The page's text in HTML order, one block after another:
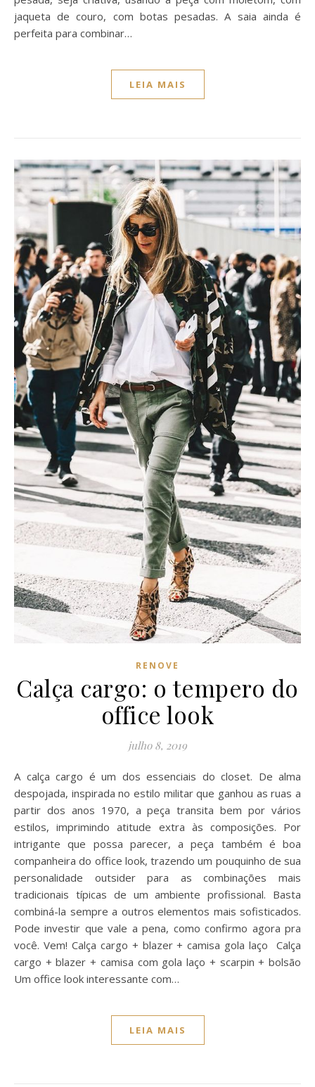
jaqueta de couro, com botas pesadas. A saia ainda é
perfeita para combinar…
LEIA MAIS
RENOVE
Calça cargo: o tempero do
office look
julho 8, 2019
A calça cargo é um dos essenciais do closet. De alma
despojada, inspirada no estilo militar que ganhou as ruas a
partir dos anos 1970, a peça transita bem por vários
estilos, imprimindo atitude extra às composições. Por
intrigante que possa parecer, a peça também é boa
companheira do office look, trazendo um pouquinho de sua
personalidade outsider para as combinações mais
tradicionais típicas de um ambiente profissional. Basta
combiná-la sempre a outros elementos mais sofisticados.
Pode investir que vale a pena, como confirmo agora pra
você. Vem! Calça cargo + blazer + camisa gola laço Calça
cargo + blazer + camisa com gola laço + scarpin + bolsão
Um office look interessante com…
LEIA MAIS